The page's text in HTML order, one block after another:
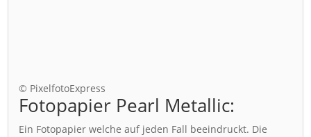
© PixelfotoExpress
Fotopapier Pearl Metallic:
Ein Fotopapier welche auf jeden Fall beeindruckt. Die